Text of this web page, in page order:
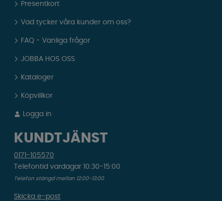
Presentkort
Vad tycker våra kunder om oss?
FAQ - Vanliga frågor
JOBBA HOS OSS
Kataloger
Köpvillkor
Logga in
KUNDTJÄNST
0171-105570
Telefontid vardagar 10:30-15:00
Telefon stängd mellan 12:00-13:00
Skicka e-post